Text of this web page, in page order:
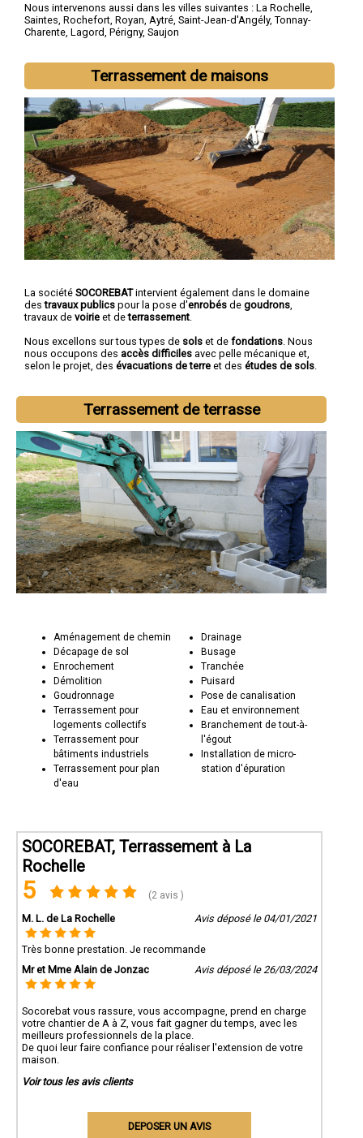
Nous intervenons aussi dans les villes suivantes : La Rochelle
Saintes Rochefort Royan Aytré Saint-Jean-d'Angély, Tonnay-
Charente Lagord Périgny, Saujon
Terrassement de maisons
La société SOCOREBATintervient également dans le domaine
destravaux publics pour la pose d'enrobés de goudrons
travaux de voirie et deterrassement
Nous excellons sur tous types de sols et de fondations . Nous
nous occupons des accès difficiles avec pelle mécanique et,
selon le projet, des évacuations de terre et des études de sols
Terrassement de terrasse
Aménagement de chemin
Décapage de sol
Enrochement
Démolition
Goudronnage
Terrassement pour
logements collectifs
Terrassement pour
bâtiments industriels
Terrassement pour plan
d'eau
Drainage
Busage
Tranchée
Puisard
Pose de canalisation
Eau et environnement
Branchement de tout-à-
l'égout
Installation de micro-
station d'épuration
SOCOREBAT, Terrassement à La
Rochelle
5 (2 avis )
M. L. de La Rochelle Avis déposé le 04/01/2021
Très bonne prestation. Je recommande
Mr et Mme Alain de Jonzac
Avis déposé le 26/03/2024
Socorebat vous rassure, vous accompagne, prend en charge
votre chantier de A à Z, vous fait gagner du temps, avec les
meilleurs professionnels de la place.
De quoi leur faire confiance pour réaliser l'extension de votre
maison.
Voir tous les avis clients
DEPOSER UN AVIS